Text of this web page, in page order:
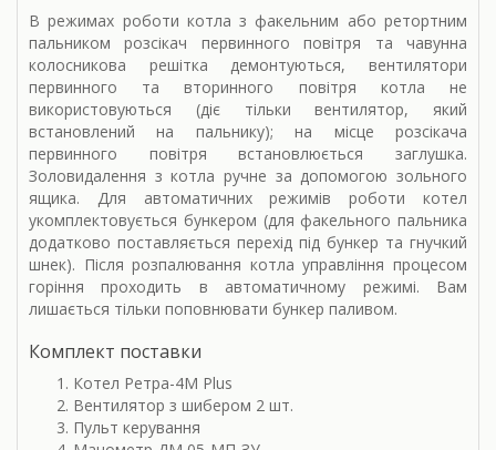
В режимах роботи котла з факельним або ретортним
пальником розсікач первинного повітря та чавунна
колосникова решітка демонтуються, вентилятори
первинного та вторинного повітря котла не
використовуються (діє тільки вентилятор, який
встановлений на пальнику); на місце розсікача
первинного повітря встановлюється заглушка.
Золовидалення з котла ручне за допомогою зольного
ящика. Для автоматичних режимів роботи котел
укомплектовується бункером (для факельного пальника
додатково поставляється перехід під бункер та гнучкий
шнек). Після розпалювання котла управління процесом
горіння проходить в автоматичному режимі. Вам
лишається тільки поповнювати бункер паливом.
Комплект поставки
Котел Ретра-4М Plus
Вентилятор з шибером 2 шт.
Пульт керування